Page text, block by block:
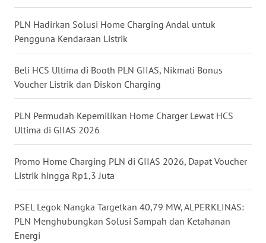
PLN Hadirkan Solusi Home Charging Andal untuk
Pengguna Kendaraan Listrik
Beli HCS Ultima di Booth PLN GIIAS, Nikmati Bonus
Voucher Listrik dan Diskon Charging
PLN Permudah Kepemilikan Home Charger Lewat HCS
Ultima di GIIAS 2026
Promo Home Charging PLN di GIIAS 2026, Dapat Voucher
Listrik hingga Rp1,3 Juta
PSEL Legok Nangka Targetkan 40,79 MW, ALPERKLINAS:
PLN Menghubungkan Solusi Sampah dan Ketahanan
Energi
NIAS
WN
LANGKAT
WN
TAPANULI
SELATAN
WN
TANJUNG
LESUNG
WN